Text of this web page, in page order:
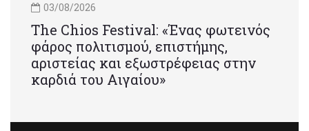
03/08/2026
Τhe Chios Festival: «Ένας φωτεινός
φάρος πολιτισμού, επιστήμης,
αριστείας και εξωστρέφειας στην
καρδιά του Αιγαίου»